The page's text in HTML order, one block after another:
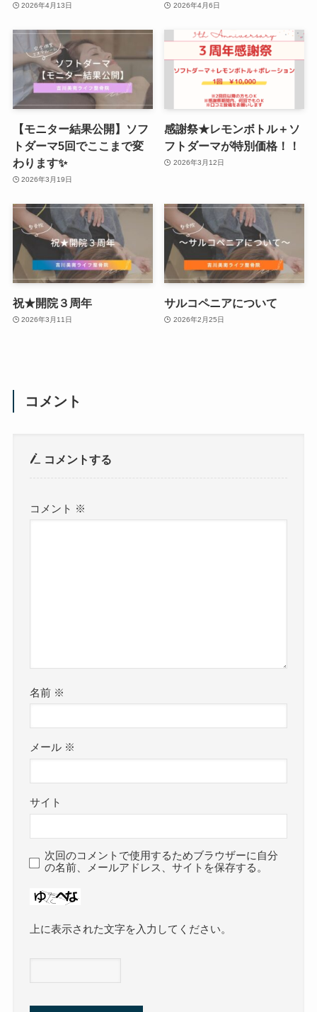
2026年4月13日 2026年4月6日
【モニター結果公開】ソフ
トダーマ5回でここまで変
わります✨
2026年3月19日
感謝祭★レモンボトル＋ソ
フトダーマが特別価格！！
2026年3月12日
祝★開院３周年
2026年3月11日
サルコペニアについて
2026年2月25日
コメント
コメントする
コメント ※
名前 ※
メール ※
サイト
次回のコメントで使用するためブラウザーに自分
の名前、メールアドレス、サイトを保存する。
上に表示された文字を入力してください。